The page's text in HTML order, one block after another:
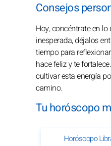
Consejos
Hoy, concéntrate en
inesperada, déjalos
tiempo para
hace feliz y te
cultivar esta energía
camino.
Tu horóscopo
Horóscopo